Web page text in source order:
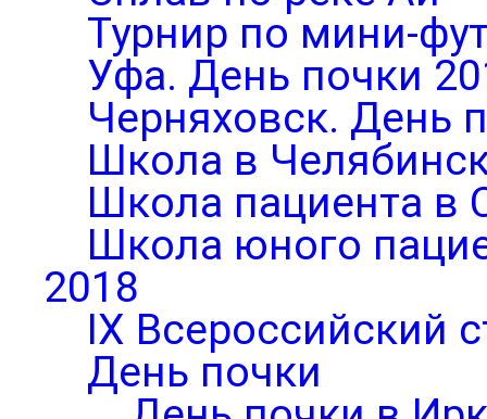
Турнир по мини-
Уфа. День почки
Черняховск. День
Школа в
Школа пациента в
Школа юного
2018
IX Всероссийский
День почки